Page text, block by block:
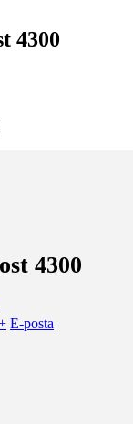
4300
4300
E-posta